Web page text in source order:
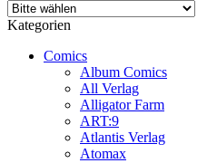
Kategorien
Comics
Album Comics
All Verlag
Alligator Farm
ART:9
Atlantis Verlag
Atomax